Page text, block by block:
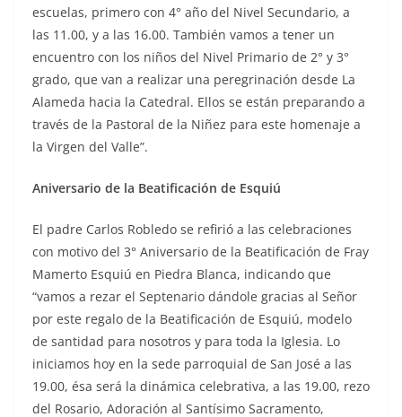
escuelas, primero con 4° año del Nivel Secundario, a
las 11.00, y a las 16.00. También vamos a tener un
encuentro con los niños del Nivel Primario de 2° y 3°
grado, que van a realizar una peregrinación desde La
Alameda hacia la Catedral. Ellos se están preparando a
través de la Pastoral de la Niñez para este homenaje a
la Virgen del Valle”.
Aniversario de la Beatificación de Esquiú
El padre Carlos Robledo se refirió a las celebraciones
con motivo del 3° Aniversario de la Beatificación de Fray
Mamerto Esquiú en Piedra Blanca, indicando que
“vamos a rezar el Septenario dándole gracias al Señor
por este regalo de la Beatificación de Esquiú, modelo
de santidad para nosotros y para toda la Iglesia. Lo
iniciamos hoy en la sede parroquial de San José a las
19.00, ésa será la dinámica celebrativa, a las 19.00, rezo
del Rosario, Adoración al Santísimo Sacramento,